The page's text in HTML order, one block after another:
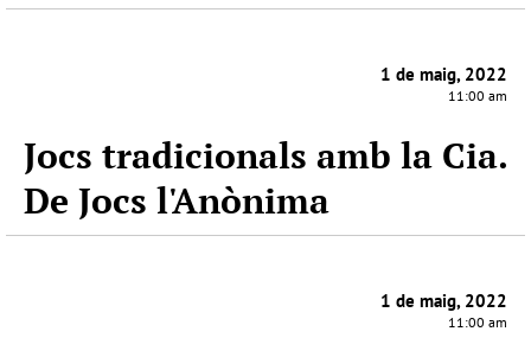
1 de maig, 2022
11:00 am
Jocs tradicionals amb la Cia.
De Jocs l'Anònima
1 de maig, 2022
11:00 am